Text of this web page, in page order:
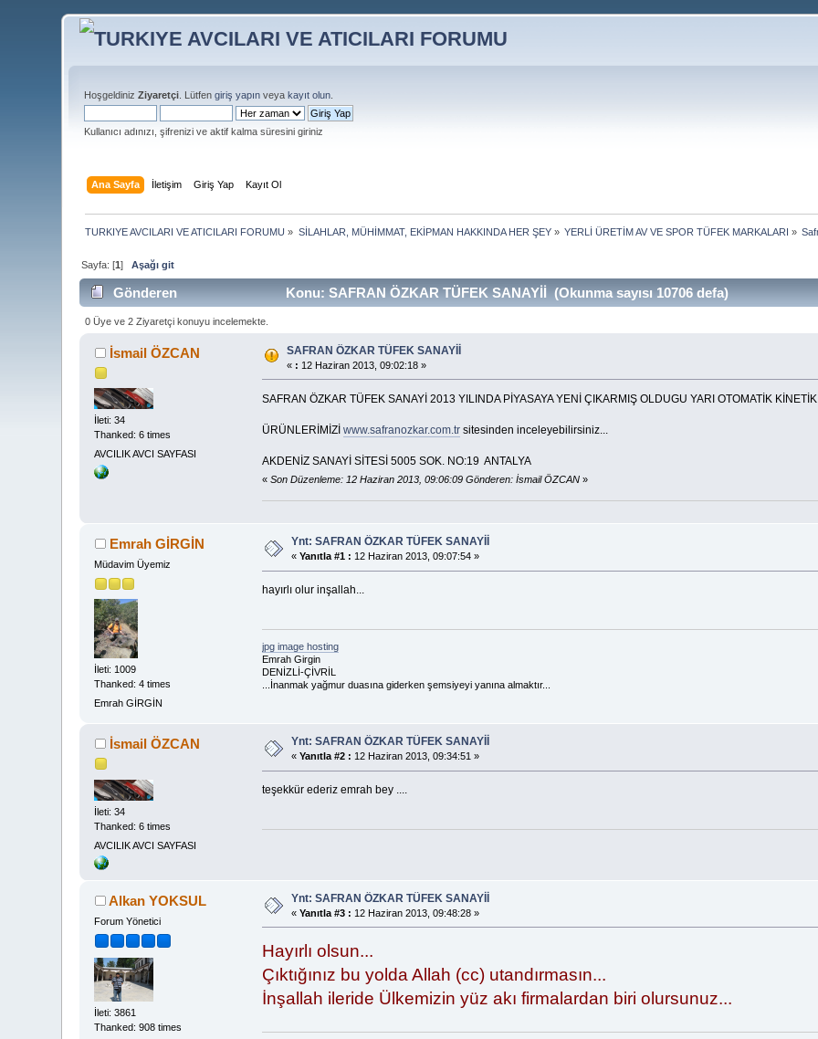
HoşgeldinizZiyaretçi . Lütfengiriş yapın veyakayıt olun
Kullanıcı adınızı, şifrenizi ve aktif kalma süresini giriniz
Ana Sayfa İletişim Giriş Yap Kayıt Ol
TURKIYE AVCILARI VE ATICILARI FORUMU » SİLAHLAR, MÜHİMMAT, EKİPMAN HAKKINDA HER ŞEY» YERLİ ÜRETİM AV VE SPOR TÜFEK MARKALARI »
Sayfa: [1]Aşağı git
Gönderen Konu: SAFRAN ÖZKAR TÜFEK SANAYİİ (Okunma sayısı 10706 defa)
0 Üye ve 2 Ziyaretçi konuyu incelemekte.
İsmail ÖZCAN
İleti: 34
Thanked: 6 times
AVCILIK AVCI SAYFASI
SAFRAN ÖZKAR TÜFEK SANAYİİ
« : 12 Haziran 2013, 09:02:18 »
SAFRAN ÖZKAR TÜFEK SANAYİ 2013 YILINDA PİYASAYA YENİ ÇIKARMIŞ OLDUGU YARI OTOMATİK
ÜRÜNLERİMİZİ www.safranozkar.com.trsitesinden inceleyebilirsiniz...
AKDENİZ SANAYİ SİTESİ 5005 SOK. NO:19 ANTALYA
« Son Düzenleme: 12 Haziran 2013, 09:06:09 Gönderen: İsmail ÖZCAN»
Emrah GİRGİN
Müdavim Üyemiz
İleti: 1009
Thanked: 4 times
Emrah GİRGİN
Ynt: SAFRAN ÖZKAR TÜFEK SANAYİİ
«Yanıtla #1 : 12 Haziran 2013, 09:07:54 »
hayırlı olur inşallah...
jpg image hosting
Emrah Girgin
DENİZLİ-ÇİVRİL
...İnanmak yağmur duasına giderken şemsiyeyi yanına almaktır...
İsmail ÖZCAN
İleti: 34
Thanked: 6 times
AVCILIK AVCI SAYFASI
Ynt: SAFRAN ÖZKAR TÜFEK SANAYİİ
«Yanıtla #2 : 12 Haziran 2013, 09:34:51 »
teşekkür ederiz emrah bey ....
Alkan YOKSUL
Forum Yönetici
İleti: 3861
Thanked: 908 times
Ynt: SAFRAN ÖZKAR TÜFEK SANAYİİ
«Yanıtla #3 : 12 Haziran 2013, 09:48:28 »
Hayırlı olsun...
Çıktığınız bu yolda Allah (cc) utandırmasın...
İnşallah ileride Ülkemizin yüz akı firmalardan biri olursunuz...